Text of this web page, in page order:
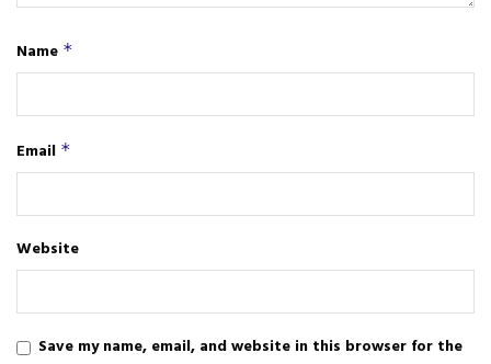
Name *
Email *
Website
Save my name, email, and website in this browser for the